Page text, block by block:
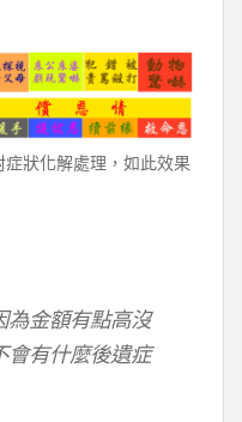
狀化解處理，如此效果
為金額有點高沒
會有什麼後遺症